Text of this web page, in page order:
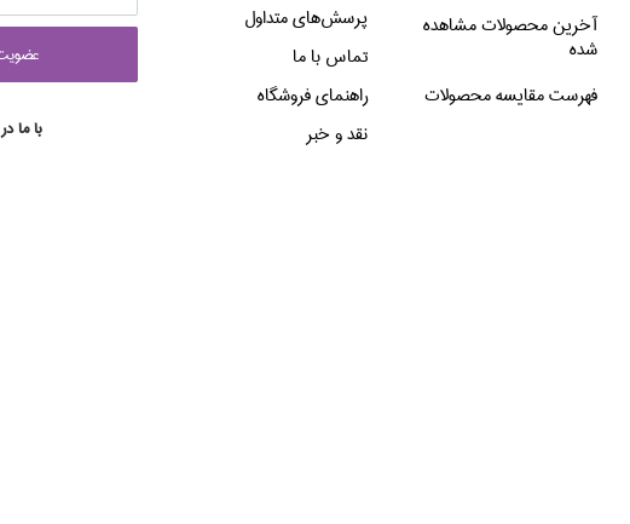
آخرین محصولات مشاهده
شده
فهرست مقایسه محصولات
پرسش‌هاي متداول
تماس با ما
راهنماي فروشگاه
نقد و خبر
با ما